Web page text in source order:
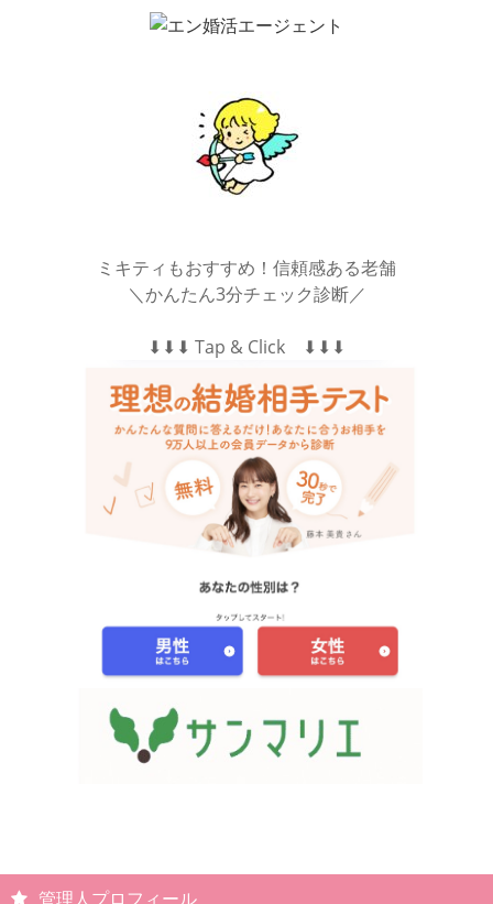
ミキティもおすすめ！信頼感ある老舗
＼かんたん3分チェック診断／
⬇︎⬇︎⬇︎ Tap & Click ⬇︎⬇︎⬇︎
管理人プロフィール